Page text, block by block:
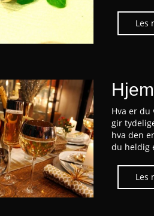
Hva er
gir
hva den
du heldig